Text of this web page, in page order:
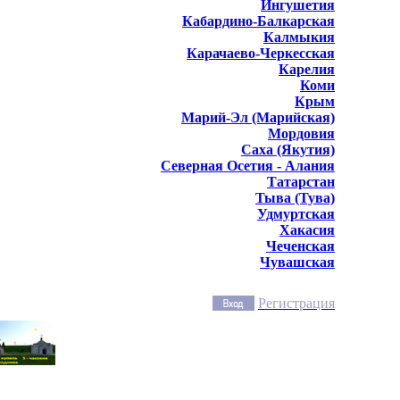
Ингушетия
Кабардино-Балкарская
Калмыкия
Карачаево-Черкесская
Карелия
Коми
Крым
Марий-Эл (Марийская)
Мордовия
Саха (Якутия)
Северная Осетия - Алания
Татарстан
Тыва (Тува)
Удмуртская
Хакасия
Чеченская
Чувашская
Регистрация